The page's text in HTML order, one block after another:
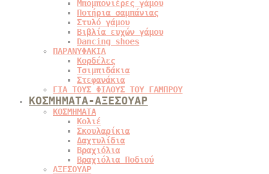
Μπομπονιέρες γάμου
Ποτήρια σαμπάνιας
Στυλό γάμου
Βιβλία ευχών γάμου
Dancing shoes
ΠΑΡΑΝΥΦΑΚΙΑ
Κορδέλες
Τσιμπιδάκια
Στεφανάκια
ΓΙΑ ΤΟΥΣ ΦΙΛΟΥΣ ΤΟΥ ΓΑΜΠΡΟΥ
ΚΟΣΜΗΜΑΤΑ-ΑΞΕΣΟΥΑΡ
ΚΟΣΜΗΜΑΤΑ
Κολιέ
Σκουλαρίκια
Δαχτυλίδια
Βραχιόλια
Βραχιόλια Ποδιού
ΑΞΕΣΟΥΑΡ